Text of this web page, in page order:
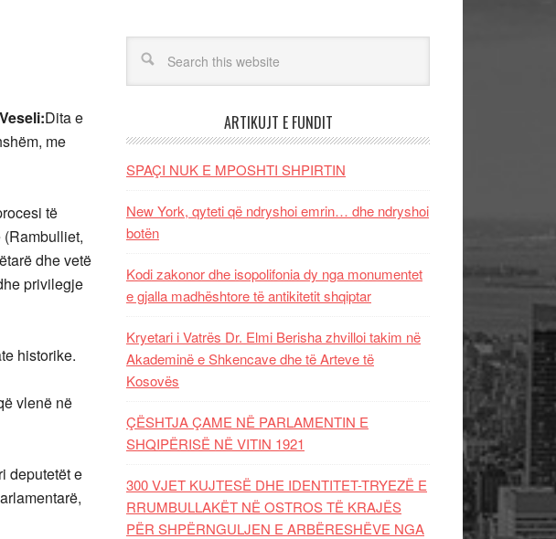
Dita e
me
të
dhe vetë
privilegje
historike.
vlenë në
deputetët e
ARTIKUJT E FUNDIT
SPAÇI NUK E MPOSHTI SHPIRTIN
New York, qyteti që ndryshoi emrin… dhe ndryshoi
botën
Kodi zakonor dhe isopolifonia dy nga monumentet
e gjalla madhështore të antikitetit shqiptar
Kryetari i Vatrës Dr. Elmi Berisha zhvilloi takim në
Akademinë e Shkencave dhe të Arteve të
Kosovës
ÇËSHTJA ÇAME NË PARLAMENTIN E
SHQIPËRISË NË VITIN 1921
300 VJET KUJTESË DHE IDENTITET-TRYEZË E
RRUMBULLAKËT NË OSTROS TË KRAJËS
PËR SHPËRNGULJEN E ARBËRESHËVE NGA